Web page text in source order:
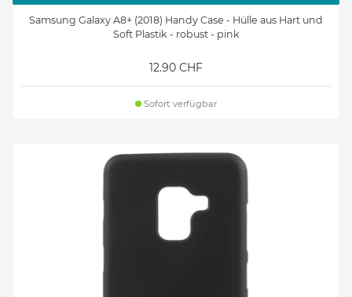
Samsung Galaxy A8+ (2018) Handy Case - Hülle aus Hart und
Soft Plastik - robust - pink
12.90 CHF
Sofort verfügbar